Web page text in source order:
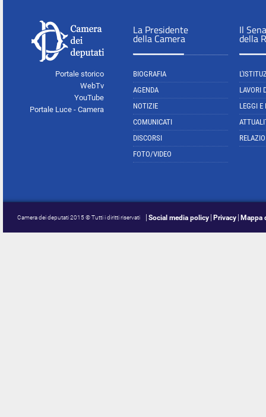
Portale storico
WebTv
YouTube
Portale Luce - Camera
La Presidente
della Camera
BIOGRAFIA
AGENDA
NOTIZIE
COMUNICATI
DISCORSI
FOTO/VIDEO
Il
della
LAVORI
LEGGI E
Camera dei deputati 2015 © Tutti i diritti riservati Social media policy Privacy Mappa